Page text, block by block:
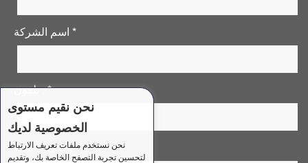
نحن نقيم مستوى
الخصوصية لديك
نحن نستخدم ملفات تعريف الارتباط
لتحسين تجربة التصفح الخاصة بك، وتقديم
اسم الشركة *
تلفون . *
وصف الطلب *